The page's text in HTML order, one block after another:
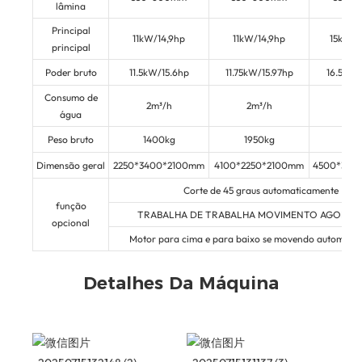
lâmina
Principal
principal
11kW/14,9hp 11kW/14,9hp 15kW/
Poder bruto 11.5kW/15.6hp 11.75kW/15.97hp
Consumo de
água
2m³/h 2m³/h
Peso bruto 1400kg 1950kg
Dimensão geral 2250*3400*2100mm 4100*2250*2100mm
função
opcional
Corte de 45 graus automaticamente
TRABALHA DE TRABALHA MOVIMENTO
Motor para cima e para baixo se movendo
Detalhes Da Máquina